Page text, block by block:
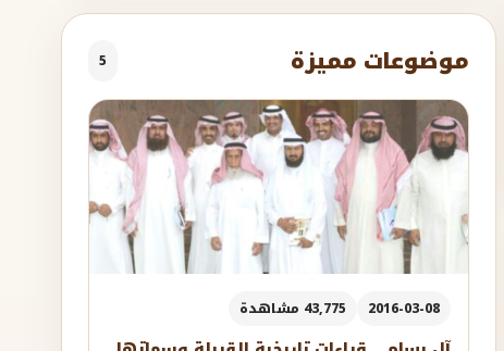
موضوعات مميزة 5
2016-03-08 43,775 مشاهدة